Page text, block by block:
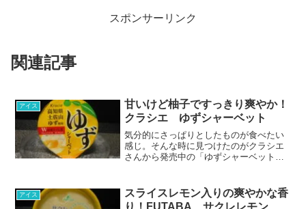
スポンサーリンク
関連記事
アイス
甘いけど柚子ですっきり爽やか！
クラシエ ゆずシャーベット
気分的にさっぱりとしたものが食べたい
感じ。そんな時に見つけたのがクラシエ
さんから発売中の「ゆずシャーベット」
か。さっぱりとした味わいで今の季節に
ピッタリです。見かけた際は是非。
アイス
スライスレモン入りの爽やかな香
り！FUTABA サクレレモン